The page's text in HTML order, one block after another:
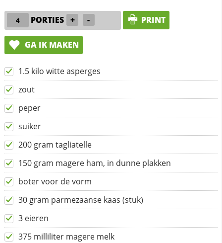
PORTIES + - PRINT
GA IK MAKEN
1.5 kilo witte asperges
zout
peper
suiker
200 gram tagliatelle
150 gram magere ham, in dunne plakken
boter voor de vorm
30 gram parmezaanse kaas (stuk)
3 eieren
375 milliliter magere melk